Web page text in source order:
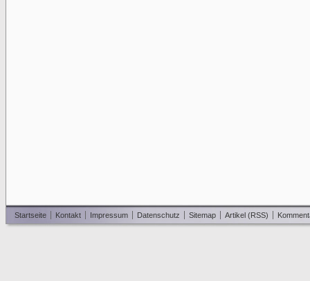
Startseite Kontakt Impressum Datenschutz Sitemap Artikel (RSS)